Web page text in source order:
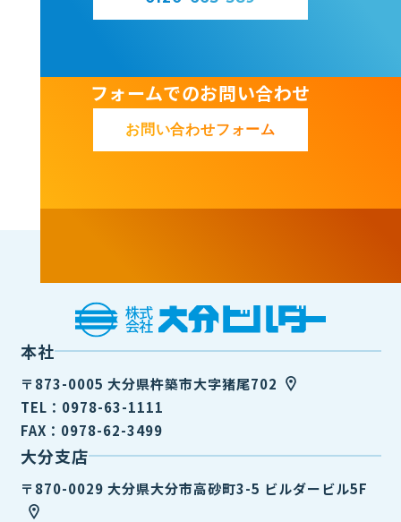
フォームでのお問い合わせ
お問い合わせフォーム
本社
〒873-0005 大分県杵築市大字猪尾702
TEL：0978-63-1111
FAX：0978-62-3499
大分支店
〒870-0029 大分県大分市高砂町3-5 ビルダービル5F